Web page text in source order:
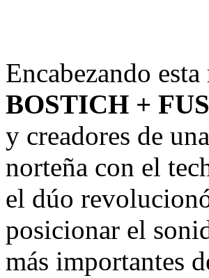
Encabezando
BOSTICH +
y creadores de
norteña con el
el dúo
posicionar el
más importantes